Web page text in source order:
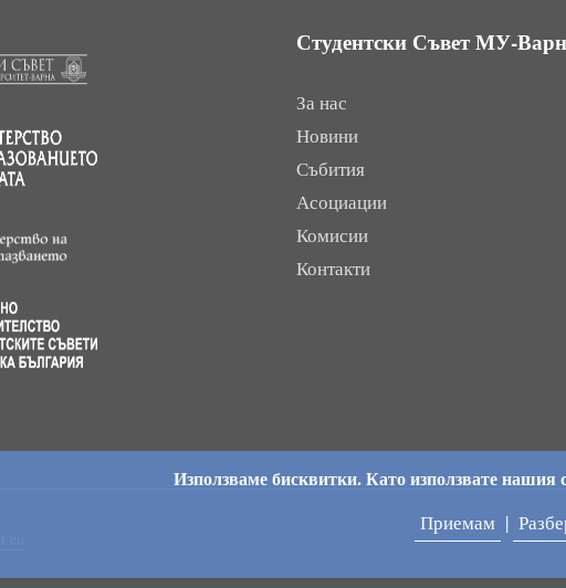
Използваме бисквитки. Като използвате нашия
Приемам |
Студентски Съвет МУ-
За нас
Новини
Събития
Асоциации
Комисии
Контакти